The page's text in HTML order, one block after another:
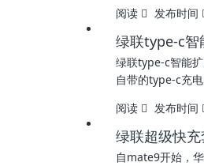
阅读
发布时间
绿联type-c智
绿联type-c智能
自带的type-c充
阅读
发布时间
绿联超级快
自mate9开始，